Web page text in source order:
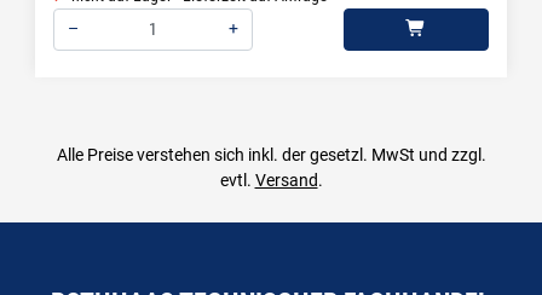
–
+
Alle Preise verstehen sich inkl. der gesetzl. MwSt und zzgl.
evtl. Versand.